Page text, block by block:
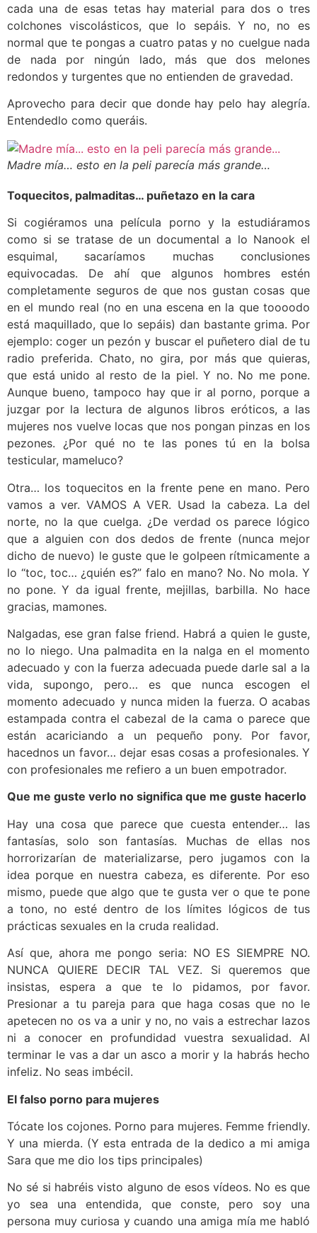
cada una de esas tetas hay material para dos o tres
colchones viscolásticos, que lo sepáis. Y no, no es
normal que te pongas a cuatro patas y no cuelgue nada
de nada por ningún lado, más que dos melones
redondos y turgentes que no entienden de gravedad.
Aprovecho para decir que donde hay pelo hay alegría.
Entendedlo como queráis.
Madre mía… esto en la peli parecía más grande…
Toquecitos, palmaditas… puñetazo en la cara
Si cogiéramos una película porno y la estudiáramos
como si se tratase de un documental a lo Nanook el
esquimal, sacaríamos muchas conclusiones
equivocadas. De ahí que algunos hombres estén
completamente seguros de que nos gustan cosas que
en el mundo real (no en una escena en la que toooodo
está maquillado, que lo sepáis) dan bastante grima. Por
ejemplo: coger un pezón y buscar el puñetero dial de tu
radio preferida. Chato, no gira, por más que quieras,
que está unido al resto de la piel. Y no. No me pone.
Aunque bueno, tampoco hay que ir al porno, porque a
juzgar por la lectura de algunos libros eróticos, a las
mujeres nos vuelve locas que nos pongan pinzas en los
pezones. ¿Por qué no te las pones tú en la bolsa
testicular, mameluco?
Otra… los toquecitos en la frente pene en mano. Pero
vamos a ver. VAMOS A VER. Usad la cabeza. La del
norte, no la que cuelga. ¿De verdad os parece lógico
que a alguien con dos dedos de frente (nunca mejor
dicho de nuevo) le guste que le golpeen rítmicamente a
lo “toc, toc… ¿quién es?” falo en mano? No. No mola. Y
no pone. Y da igual frente, mejillas, barbilla. No hace
gracias, mamones.
Nalgadas, ese gran false friend. Habrá a quien le guste,
no lo niego. Una palmadita en la nalga en el momento
adecuado y con la fuerza adecuada puede darle sal a la
vida, supongo, pero… es que nunca escogen el
momento adecuado y nunca miden la fuerza. O acabas
estampada contra el cabezal de la cama o parece que
están acariciando a un pequeño pony. Por favor,
hacednos un favor… dejar esas cosas a profesionales. Y
con profesionales me refiero a un buen empotrador.
Que me guste verlo no significa que me guste hacerlo
Hay una cosa que parece que cuesta entender… las
fantasías, solo son fantasías. Muchas de ellas nos
horrorizarían de materializarse, pero jugamos con la
idea porque en nuestra cabeza, es diferente. Por eso
mismo, puede que algo que te gusta ver o que te pone
a tono, no esté dentro de los límites lógicos de tus
prácticas sexuales en la cruda realidad.
Así que, ahora me pongo seria: NO ES SIEMPRE NO.
NUNCA QUIERE DECIR TAL VEZ. Si queremos que
insistas, espera a que te lo pidamos, por favor.
Presionar a tu pareja para que haga cosas que no le
apetecen no os va a unir y no, no vais a estrechar lazos
ni a conocer en profundidad vuestra sexualidad. Al
terminar le vas a dar un asco a morir y la habrás hecho
infeliz. No seas imbécil.
El falso porno para mujeres
Tócate los cojones. Porno para mujeres. Femme friendly.
Y una mierda. (Y esta entrada de la dedico a mi amiga
Sara que me dio los tips principales)
No sé si habréis visto alguno de esos vídeos. No es que
yo sea una entendida, que conste, pero soy una
persona muy curiosa y cuando una amiga mía me habló